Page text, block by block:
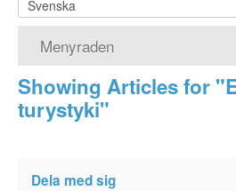
Menyraden
Hemsida
ESTA Ansökan
Showing Articles for
turystyki"
Dela med sig